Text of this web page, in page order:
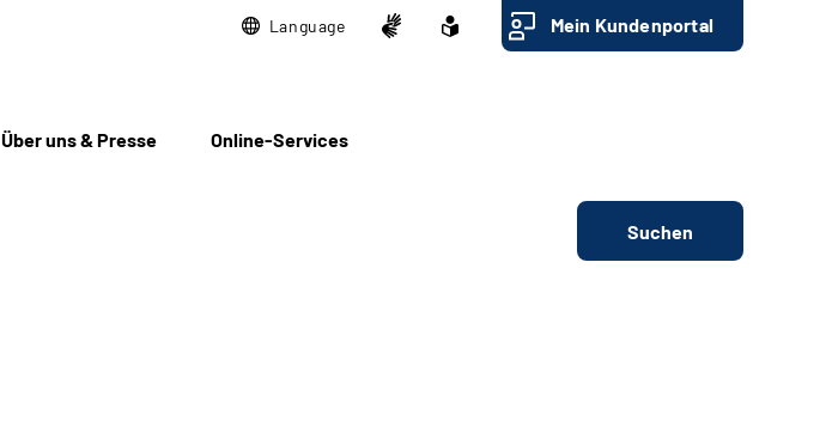
Language Mein Kundenportal
Über uns & Presse Online-Services
Suchen